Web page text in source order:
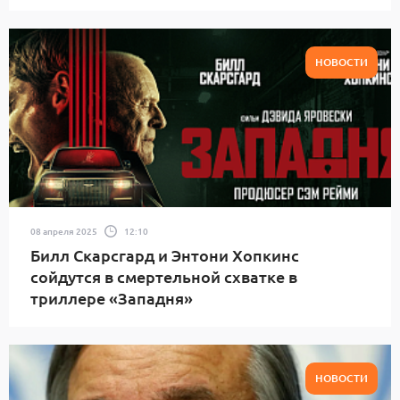
НОВОСТИ
08 апреля 2025 12:10
Билл Скарсгард и Энтони Хопкинс
сойдутся в смертельной схватке в
триллере «Западня»
НОВОСТИ